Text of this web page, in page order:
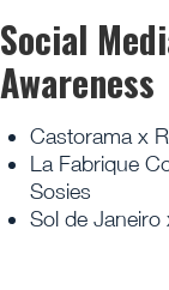
Social
Awareness
Castorama x
La Fabrique
Sosies
Sol de Janeiro